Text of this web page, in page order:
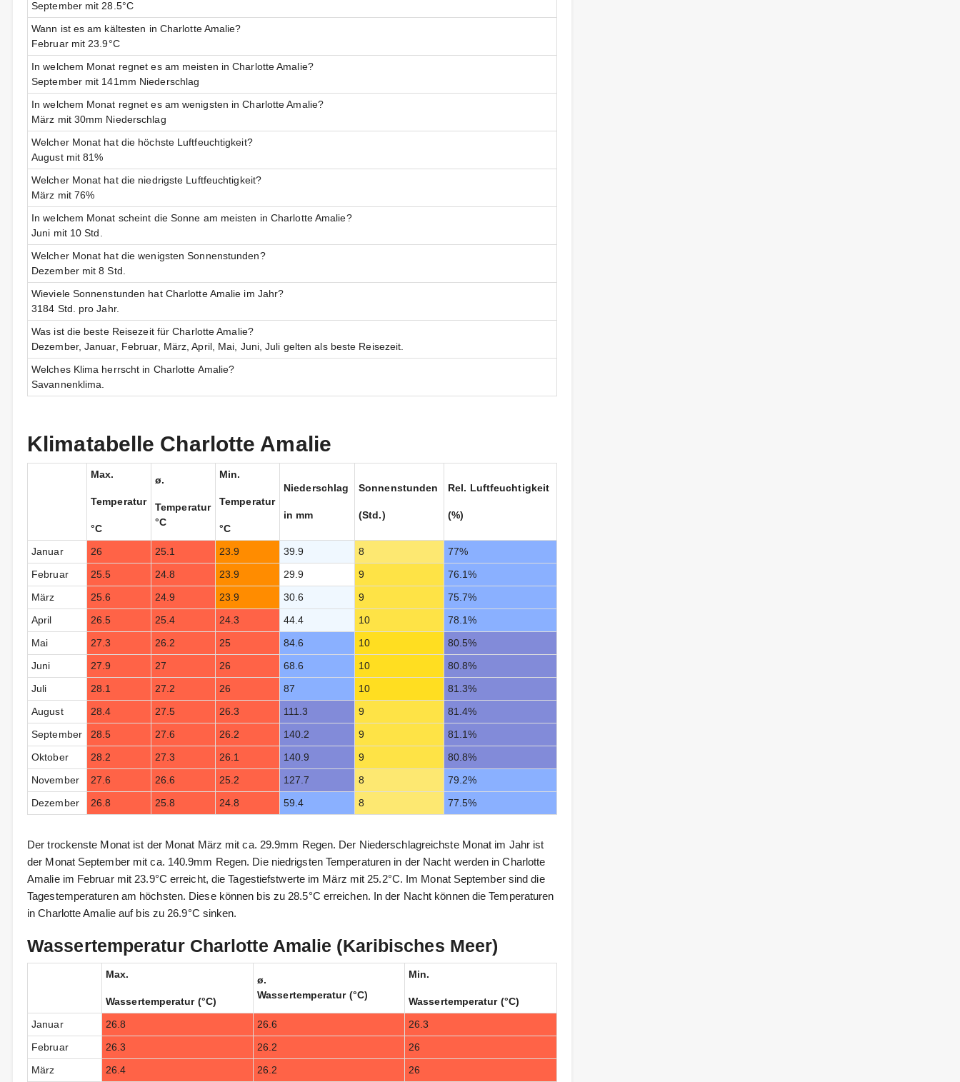
September mit 28.5°C
Wann ist es am kältesten in Charlotte Amalie?
Februar mit 23.9°C
In welchem Monat regnet es am meisten in Charlotte Amalie?
September mit 141mm Niederschlag
In welchem Monat regnet es am wenigsten in Charlotte Amalie?
März mit 30mm Niederschlag
Welcher Monat hat die höchste Luftfeuchtigkeit?
August mit 81%
Welcher Monat hat die niedrigste Luftfeuchtigkeit?
März mit 76%
In welchem Monat scheint die Sonne am meisten in Charlotte Amalie?
Juni mit 10 Std.
Welcher Monat hat die wenigsten Sonnenstunden?
Dezember mit 8 Std.
Wieviele Sonnenstunden hat Charlotte Amalie im Jahr?
3184 Std. pro Jahr.
Was ist die beste Reisezeit für Charlotte Amalie?
Dezember, Januar, Februar, März, April, Mai, Juni, Juli gelten als beste Reisezeit.
Welches Klima herrscht in Charlotte Amalie?
Savannenklima.
Klimatabelle Charlotte Amalie
Max.
Temperatur
°C
ø.
Temperatur
°C
Min.
Temperatur
°C
Niederschlag
in mm
Sonnenstunden
(Std.)
Rel. Luftfeuchtigkeit
(%)
Januar 26 25.1 23.9 39.9 8 77%
Februar 25.5 24.8 23.9 29.9 9 76.1%
März 25.6 24.9 23.9 30.6 9 75.7%
April 26.5 25.4 24.3 44.4 10 78.1%
Mai 27.3 26.2 25 84.6 10 80.5%
Juni 27.9 27 26 68.6 10 80.8%
Juli 28.1 27.2 26 87 10 81.3%
August 28.4 27.5 26.3 111.3 9 81.4%
September 28.5 27.6 26.2 140.2 9 81.1%
Oktober 28.2 27.3 26.1 140.9 9 80.8%
November 27.6 26.6 25.2 127.7 8 79.2%
Dezember 26.8 25.8 24.8 59.4 8 77.5%
Der trockenste Monat ist der Monat März mit ca. 29.9mm Regen. Der Niederschlagreichste Monat im Jahr ist
der Monat September mit ca. 140.9mm Regen. Die niedrigsten Temperaturen in der Nacht werden in Charlotte
Amalie im Februar mit 23.9°C erreicht, die Tagestiefstwerte im März mit 25.2°C. Im Monat September sind die
Tagestemperaturen am höchsten. Diese können bis zu 28.5°C erreichen. In der Nacht können die Temperaturen
in Charlotte Amalie auf bis zu 26.9°C sinken.
Wassertemperatur Charlotte Amalie (Karibisches Meer)
Max.
Wassertemperatur (°C)
ø.
Wassertemperatur (°C)
Min.
Wassertemperatur (°C)
Januar 26.8 26.6 26.3
Februar 26.3 26.2 26
März 26.4 26.2 26